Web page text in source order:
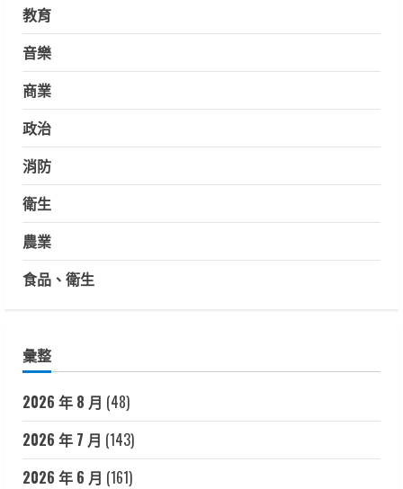
教育
音樂
商業
政治
消防
衛生
農業
食品、衛生
彙整
2026 年 8 月 (48)
2026 年 7 月 (143)
2026 年 6 月 (161)